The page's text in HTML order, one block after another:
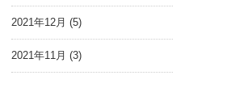
2021年12月 (5)
2021年11月 (3)